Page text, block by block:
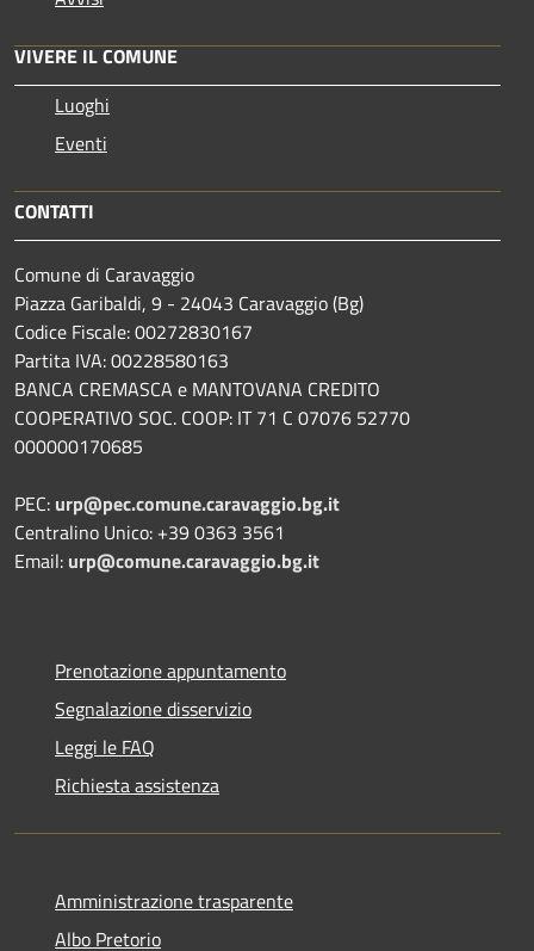
VIVERE IL COMUNE
Luoghi
Eventi
CONTATTI
Comune di Caravaggio
Piazza Garibaldi, 9 - 24043 Caravaggio (Bg)
Codice Fiscale: 00272830167
Partita IVA: 00228580163
BANCA CREMASCA e MANTOVANA CREDITO
COOPERATIVO SOC. COOP: IT 71 C 07076 52770
000000170685
PEC: urp@pec.comune.caravaggio.bg.it
Centralino Unico: +39 0363 3561
Email: urp@comune.caravaggio.bg.it
Prenotazione appuntamento
Segnalazione disservizio
Leggi le FAQ
Richiesta assistenza
Amministrazione trasparente
Albo Pretorio